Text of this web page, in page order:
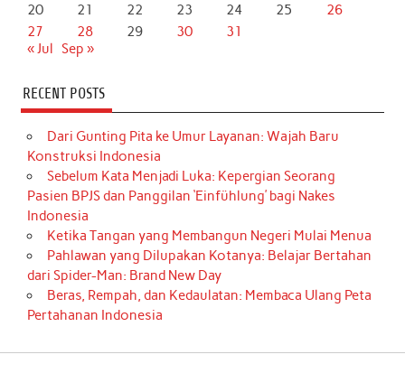
20
21 22 23 24 25
26
27
28 29 30
31
« Jul Sep »
RECENT POSTS
Dari Gunting Pita ke Umur Layanan: Wajah Baru
Konstruksi Indonesia
Sebelum Kata Menjadi Luka: Kepergian Seorang
Pasien BPJS dan Panggilan ‘Einfühlung’ bagi Nakes
Indonesia
Ketika Tangan yang Membangun Negeri Mulai Menua
Pahlawan yang Dilupakan Kotanya: Belajar Bertahan
dari Spider-Man: Brand New Day
Beras, Rempah, dan Kedaulatan: Membaca Ulang Peta
Pertahanan Indonesia